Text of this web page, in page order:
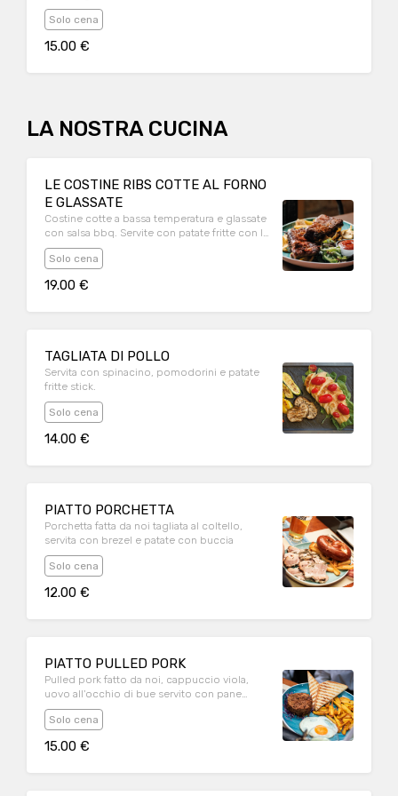
Solo cena
15.00 €
LA NOSTRA CUCINA
LE COSTINE RIBS COTTE AL FORNO
E GLASSATE
Costine cotte a bassa temperatura e glassate
con salsa bbq. Servite con patate fritte con la
buccia.
Solo cena
19.00 €
TAGLIATA DI POLLO
Servita con spinacino, pomodorini e patate
fritte stick.
Solo cena
14.00 €
PIATTO PORCHETTA
Porchetta fatta da noi tagliata al coltello,
servita con brezel e patate con buccia
Solo cena
12.00 €
PIATTO PULLED PORK
Pulled pork fatto da noi, cappuccio viola,
uovo all'occhio di bue servito con pane
tostato e patate fritte con buccia.
Solo cena
15.00 €